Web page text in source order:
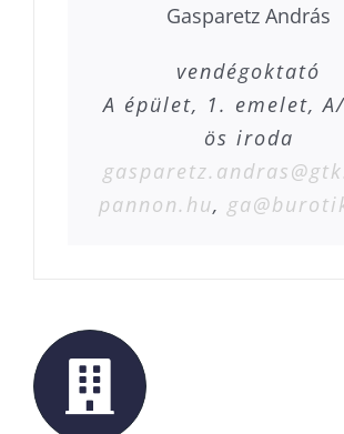
Gasparetz András
vendégoktató
A épület, 1. emelet,
ös iroda
pannon.hu,